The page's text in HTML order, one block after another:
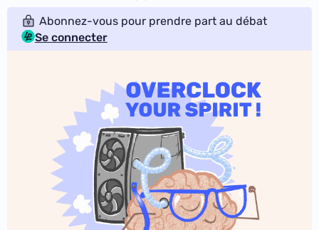
Abonnez-vous pour prendre part au débat
Se connecter